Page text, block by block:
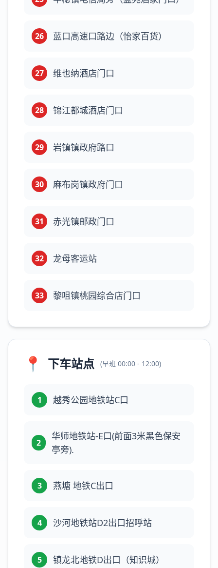
26 蓝口高速口路边（怡家百货）
27 维也纳酒店门口
28 锦江都城酒店门口
29 岩镇镇政府路口
30 麻布岗镇政府门口
31 赤光镇邮政门口
32 龙母客运站
33 黎咀镇桃园综合店门口
📍 下车站点 (早班 00:00 - 12:00)
1 越秀公园地铁站C口
2
华师地铁站-E口(前面3米黑色保安
亭旁).
3 燕塘 地铁C出口
4 沙河地铁站D2出口招呼站
5 镇龙北地铁D出口（知识城）